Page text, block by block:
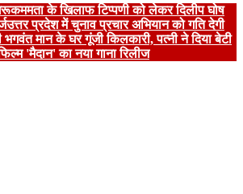
ममता के खिलाफ टिप्पणी को लेकर दिलीप घोष
उत्तर प्रदेश में चुनाव प्रचार अभियान को गति देगी
मान के घर गूंजी किलकारी, पत्नी ने दिया बेटी
'मैदान' का नया गाना रिलीज